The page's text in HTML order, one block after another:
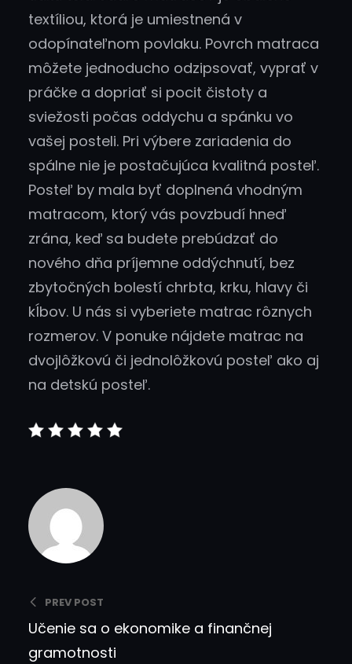
textíliou, ktorá je umiestnená v
odopínateľnom povlaku. Povrch matraca
môžete jednoducho odzipsovať, vyprať v
práčke a dopriať si pocit čistoty a
sviežosti počas oddychu a spánku vo
vašej posteli. Pri výbere zariadenia do
spálne nie je postačujúca kvalitná posteľ.
Posteľ by mala byť doplnená vhodným
matracom, ktorý vás povzbudí hneď
zrána, keď sa budete prebúdzať do
nového dňa príjemne oddýchnutí, bez
zbytočných bolestí chrbta, krku, hlavy či
kĺbov. U nás si vyberiete matrac rôznych
rozmerov. V ponuke nájdete matrac na
dvojlôžkovú či jednolôžkovú posteľ ako aj
na detskú posteľ.
PREV POST
Učenie sa o ekonomike a finančnej
gramotnosti